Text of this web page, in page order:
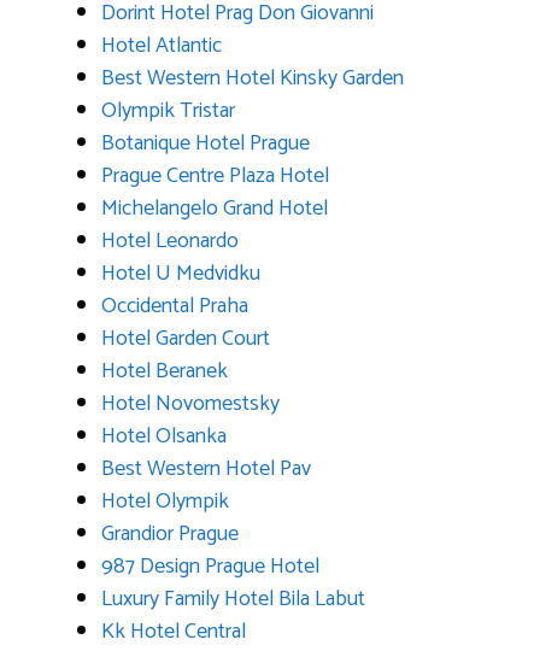
Dorint Hotel Prag Don Giovanni
Hotel Atlantic
Best Western Hotel Kinsky Garden
Olympik Tristar
Botanique Hotel Prague
Prague Centre Plaza Hotel
Michelangelo Grand Hotel
Hotel Leonardo
Hotel U Medvidku
Occidental Praha
Hotel Garden Court
Hotel Beranek
Hotel Novomestsky
Hotel Olsanka
Best Western Hotel Pav
Hotel Olympik
Grandior Prague
987 Design Prague Hotel
Luxury Family Hotel Bila Labut
Kk Hotel Central